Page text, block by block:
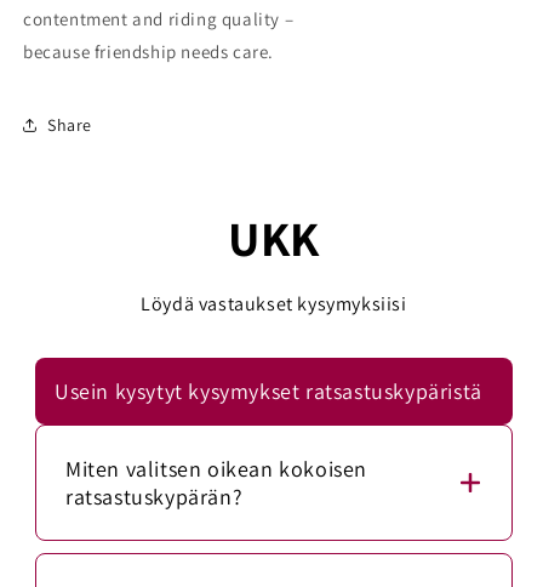
contentment and riding quality –
because friendship needs care.
Share
UKK
Löydä vastaukset kysymyksiisi
Usein kysytyt kysymykset ratsastuskypäristä
Miten valitsen oikean kokoisen
ratsastuskypärän?
Mittaa päänympärys mittanauhalla noin 1–2